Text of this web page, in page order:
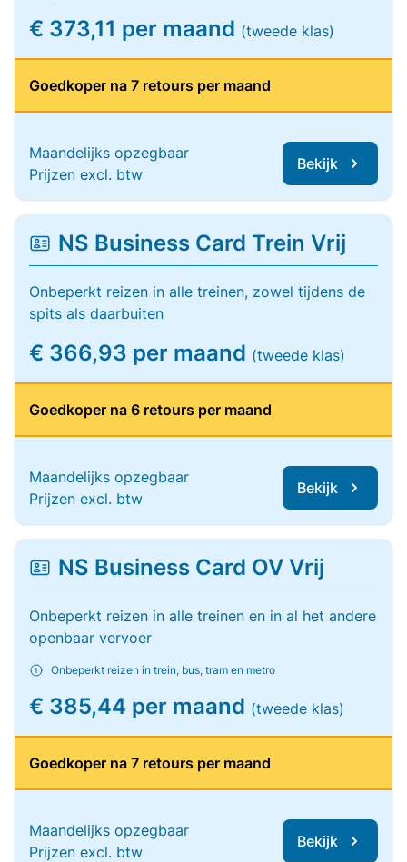
€ 373,11 per maand (tweede klas)
Goedkoper na 7 retours per maand
Maandelijks opzegbaar
Prijzen excl. btw
Bekijk
NS Business Card Trein Vrij
Onbeperkt reizen in alle treinen, zowel tijdens de
spits als daarbuiten
€ 366,93 per maand (tweede klas)
Goedkoper na 6 retours per maand
Maandelijks opzegbaar
Prijzen excl. btw
Bekijk
NS Business Card OV Vrij
Onbeperkt reizen in alle treinen en in al het andere
openbaar vervoer
Onbeperkt reizen in trein, bus, tram en metro
€ 385,44 per maand (tweede klas)
Goedkoper na 7 retours per maand
Maandelijks opzegbaar
Prijzen excl. btw
Bekijk